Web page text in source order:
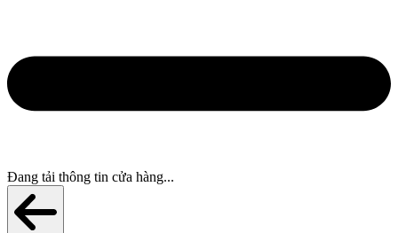
Đang tải thông tin cửa hàng...